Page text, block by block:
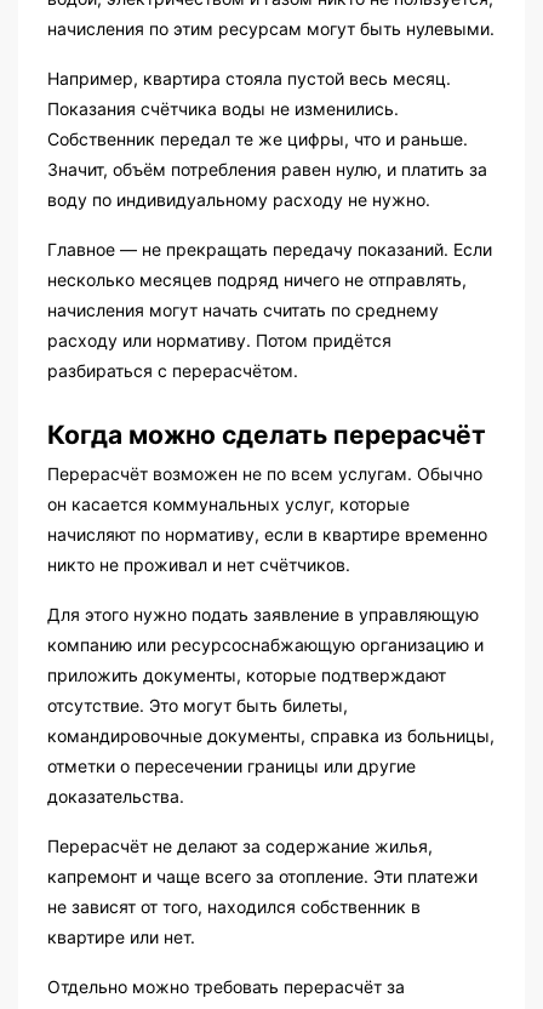
начисления по этим ресурсам могут быть нулевыми.
Например, квартира стояла пустой весь месяц.
Показания счётчика воды не изменились.
Собственник передал те же цифры, что и раньше.
Значит, объём потребления равен нулю, и платить за
воду по индивидуальному расходу не нужно.
Главное — не прекращать передачу показаний. Если
несколько месяцев подряд ничего не отправлять,
начисления могут начать считать по среднему
расходу или нормативу. Потом придётся
разбираться с перерасчётом.
Когда можно сделать перерасчёт
Перерасчёт возможен не по всем услугам. Обычно
он касается коммунальных услуг, которые
начисляют по нормативу, если в квартире временно
никто не проживал и нет счётчиков.
Для этого нужно подать заявление в управляющую
компанию или ресурсоснабжающую организацию и
приложить документы, которые подтверждают
отсутствие. Это могут быть билеты,
командировочные документы, справка из больницы,
отметки о пересечении границы или другие
доказательства.
Перерасчёт не делают за содержание жилья,
капремонт и чаще всего за отопление. Эти платежи
не зависят от того, находился собственник в
квартире или нет.
Отдельно можно требовать перерасчёт за